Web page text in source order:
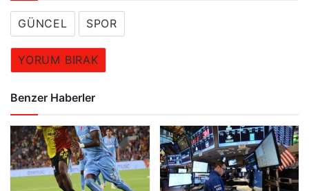
GÜNCEL SPOR
YORUM BIRAK
Benzer Haberler